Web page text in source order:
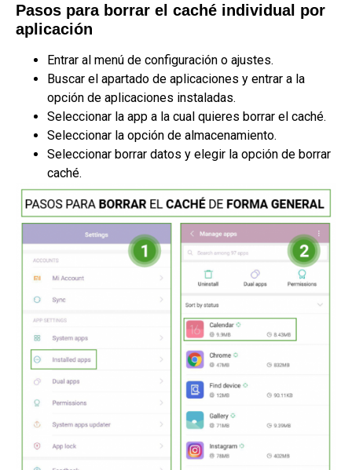
Pasos para borrar el caché individual por
aplicación
Entrar al menú de configuración o ajustes.
Buscar el apartado de aplicaciones y entrar a la
opción de aplicaciones instaladas.
Seleccionar la app a la cual quieres borrar el caché.
Seleccionar la opción de almacenamiento.
Seleccionar borrar datos y elegir la opción de borrar
caché.